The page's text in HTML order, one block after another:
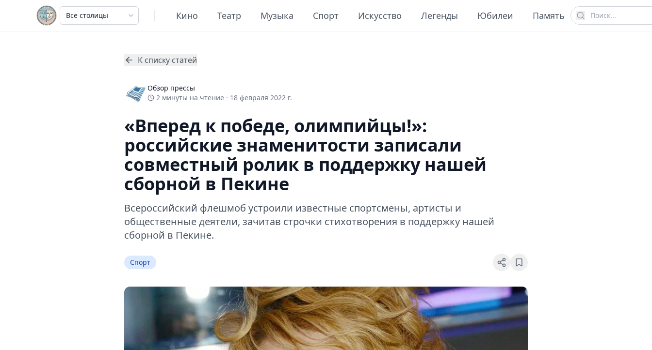
Кино Театр Музыка Спорт Искусство Легенды Юбилеи Память
К списку статей
Обзор прессы
2 минуты на чтение · 18 февраля 2022 г.
«Вперед к победе, олимпийцы!»:
российские знаменитости записали
совместный ролик в поддержку нашей
сборной в Пекине
Всероссийский флешмоб устроили известные спортсмены, артисты и
общественные деятели, зачитав строчки стихотворения в поддержку нашей
сборной в Пекине.
Спорт